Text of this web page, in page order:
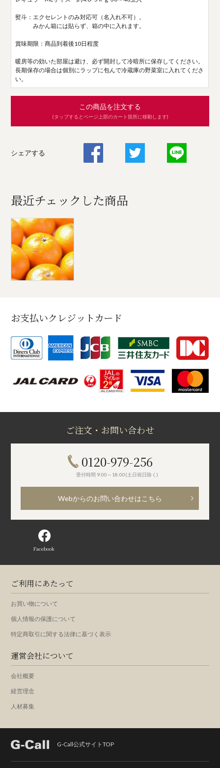
熨斗：エクセレントのみ対応可（名入れ不可）。
みかん箱には貼らず、箱の中に入れます。
賞味期限：商品到着後10日程度
暖房等の効いた部屋は避け、必ず開封して冷暗所に保存してください。
長期保存の場合は個別にラップに包んで冷蔵庫の野菜室に入れてくださ
い。
この商品を注文する
(タップするとページ上部のカート箇所に移動します)
シェアする
最近チェックした商品
お支払いクレジットカード
ご注文・お問い合わせ
0120-979-256
受付時間 9:00～18:00(土日祝日除く)
Webからのお問い合わせはこちら
Facebook
ご利用にあたって
お買い物について
個人情報の保護について
特定商取引に関する法律に基づく表示
運営会社について
会社概要
経営理念
人材募集
G-Call公式サイトTOP